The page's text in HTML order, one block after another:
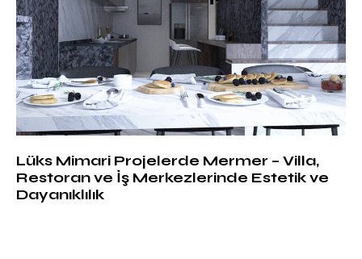
Lüks Mimari Projelerde Mermer – Villa,
Restoran ve İş Merkezlerinde Estetik ve
Dayanıklılık